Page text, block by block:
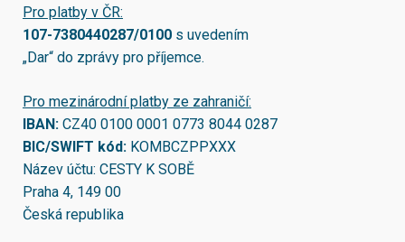
Pro platby v ČR:
107-7380440287/0100 s uvedením
„Dar“ do zprávy pro příjemce.
Pro mezinárodní platby ze zahraničí:
IBAN: CZ40 0100 0001 0773 8044 0287
BIC/SWIFT kód: KOMBCZPPXXX
Název účtu: CESTY K SOBĚ
Praha 4, 149 00
Česká republika